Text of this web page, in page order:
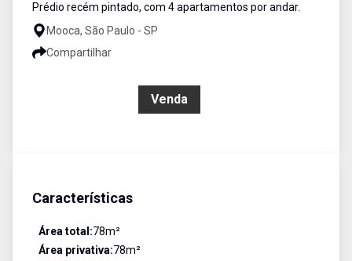
Prédio recém pintado, com 4 apartamentos por andar.
Mooca, São Paulo - SP
Compartilhar
Venda
Características
Área total:78m²
Área privativa:78m²